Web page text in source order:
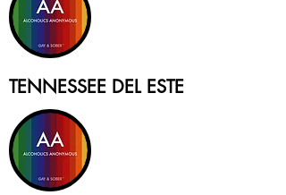
TENNESSEE DEL ESTE